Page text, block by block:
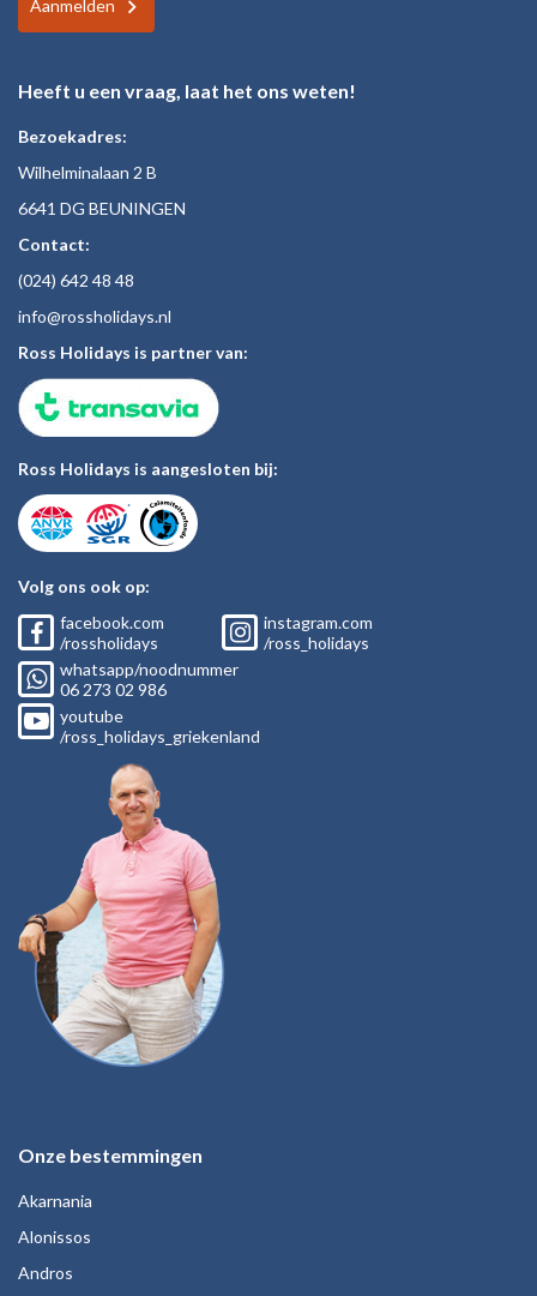
Aanmelden
Heeft u een vraag, laat het ons weten!
Bezoekadres:
Wilhelminalaan 2 B
6641 DG BEUNINGEN
Contact:
(024) 642 48 48
info@rossholidays.nl
Ross Holidays is partner van:
Ross Holidays is aangesloten bij:
Volg ons ook op:
facebook.com
/rossholidays
instagram.com
/ross_holidays
whatsapp/noodnummer
06 273 02 986
youtube
/ross_holidays_griekenland
Onze bestemmingen
Akarnania
Alonissos
Andros